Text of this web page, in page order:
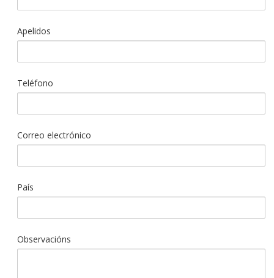
Apelidos
Teléfono
Correo electrónico
País
Observacións